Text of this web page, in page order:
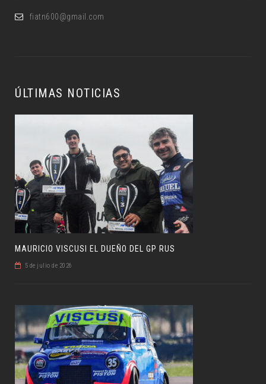
fiatn600@gmail.com
ÚLTIMAS NOTICIAS
MAURICIO VISCUSI EL DUEÑO DEL GP RUS
5 de julio de 2026